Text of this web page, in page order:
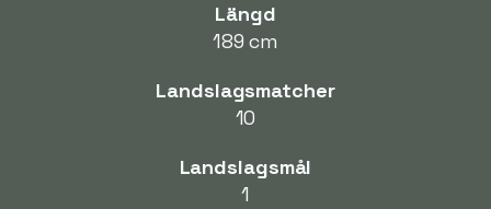
Längd
189 cm
Landslagsmatcher
10
Landslagsmål
1